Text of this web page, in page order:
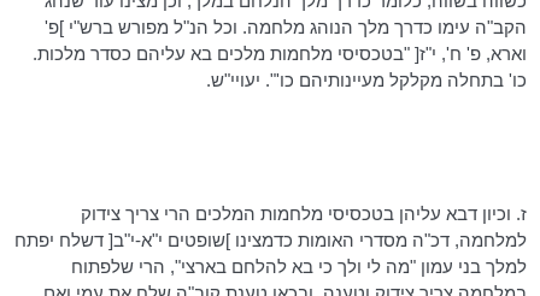
הקב"ה עימו כדרך מלך הנוהג מלחמה. וכל הנ"ל מפורש ברש"י ]פ'
וארא, פ' ח', י"ז[ "בטכסיסי מלחמות מלכים בא עליהם כסדר מלכות.
כו' בתחלה מקלקל מעיינותיהם כו'". יעויי"ש.
ז. וכיוןדבא עליהן בטכסיסי מלחמות המלכים הרי צריך צידוק
למלחמה,דכ"ה מסדרי האומות כדמצינו ]שופטים י"א-י"ב[דשלח יפתח
למלך בני עמון "מה לי ולך כי בא להלחם בארצי", הרי שלפתוח